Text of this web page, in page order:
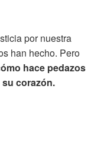
por nuestra
han hecho. Pero
hace pedazos
corazón.